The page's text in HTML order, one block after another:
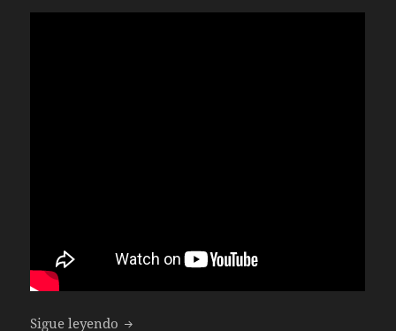
Sigue leyendo Unboxing y primeras impresiones de